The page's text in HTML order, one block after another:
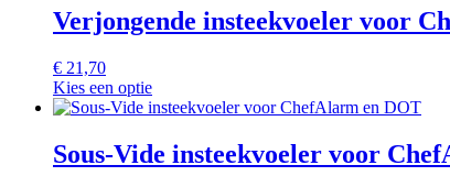
Verjongende insteekvoeler voor
€ 21,70
Kies een optie
Sous-Vide insteekvoeler voor